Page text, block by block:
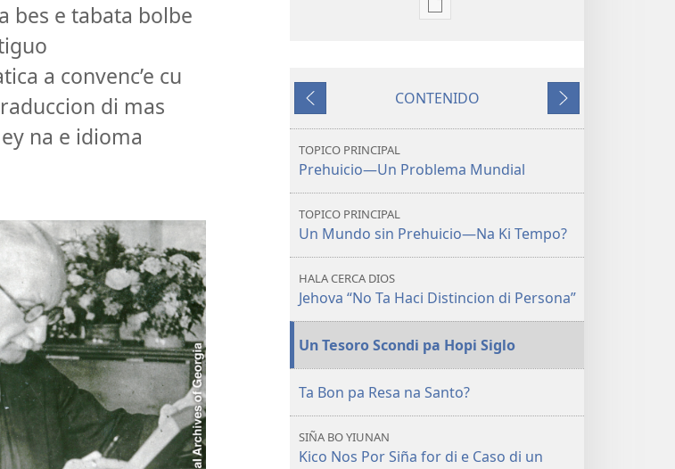
bes e tabata bolbe
a convenc’e cu
di mas
na e idioma
Opcion
digital
DI
Mundo
—
Ki
Tempo?
Anterior
CONTENIDO
Siguiente
TOPICO PRINCIPAL
Prehuicio—Un Problema Mundial
TOPICO PRINCIPAL
Un Mundo sin Prehuicio—Na Ki Tempo?
HALA CERCA DIOS
Jehova “No Ta Haci Distincion di Persona”
Un Tesoro Scondi pa Hopi Siglo
Ta Bon pa Resa na Santo?
SIÑA BO YIUNAN
Kico Nos Por Siña for di e Caso di un